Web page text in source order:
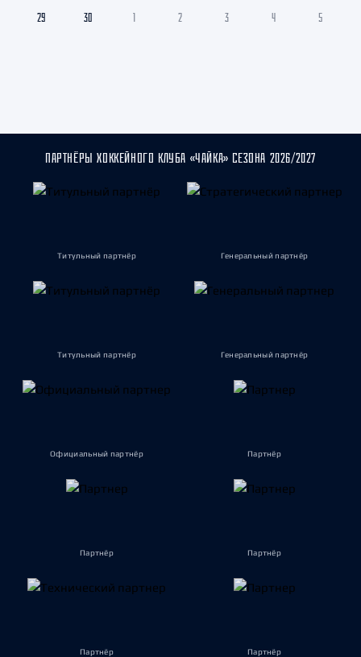
29 30 1 2 3 4 5
ПАРТНЁРЫ ХОККЕЙНОГО КЛУБА «ЧАЙКА» СЕЗОНА 2026/2027
Титульный партнёр Генеральный партнёр
Титульный партнёр Генеральный партнёр
Официальный партнёр Партнёр
Партнёр Партнёр
Партнёр Партнёр